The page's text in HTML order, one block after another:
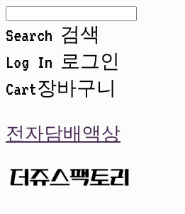
Search 검색
Log In 로그인
Cart장바구니
전자담배액상